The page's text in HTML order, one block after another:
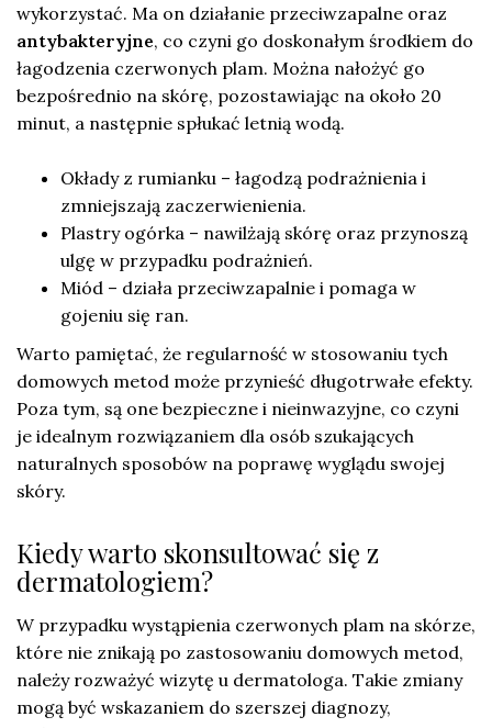
wykorzystać. Ma on działanie przeciwzapalne oraz
antybakteryjne, co czyni go doskonałym środkiem do
łagodzenia czerwonych plam. Można nałożyć go
bezpośrednio na skórę, pozostawiając na około 20
minut, a następnie spłukać letnią wodą.
Okłady z rumianku – łagodzą podrażnienia i
zmniejszają zaczerwienienia.
Plastry ogórka – nawilżają skórę oraz przynoszą
ulgę w przypadku podrażnień.
Miód – działa przeciwzapalnie i pomaga w
gojeniu się ran.
Warto pamiętać, że regularność w stosowaniu tych
domowych metod może przynieść długotrwałe efekty.
Poza tym, są one bezpieczne i nieinwazyjne, co czyni
je idealnym rozwiązaniem dla osób szukających
naturalnych sposobów na poprawę wyglądu swojej
skóry.
Kiedy warto skonsultować się z
dermatologiem?
W przypadku wystąpienia czerwonych plam na skórze,
które nie znikają po zastosowaniu domowych metod,
należy rozważyć wizytę u dermatologa. Takie zmiany
mogą być wskazaniem do szerszej diagnozy,